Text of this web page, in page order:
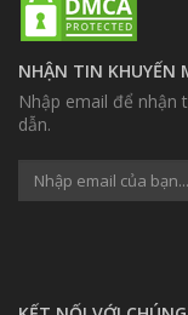
NHẬN TIN KHUYẾN
Nhập email để nhận
dẫn.